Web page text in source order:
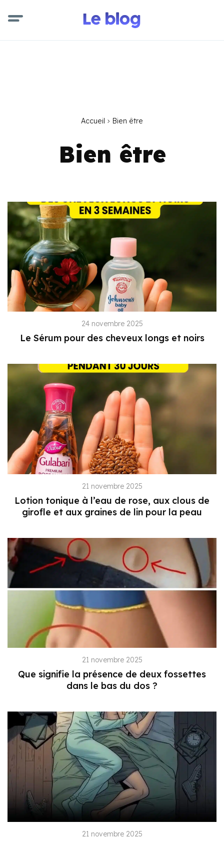
Accueil Bien être
Bien être
24 novembre 2025
Le Sérum pour des cheveux longs et noirs
21 novembre 2025
Lotion tonique à l’eau de rose, aux clous de
girofle et aux graines de lin pour la peau
21 novembre 2025
Que signifie la présence de deux fossettes
dans le bas du dos ?
21 novembre 2025